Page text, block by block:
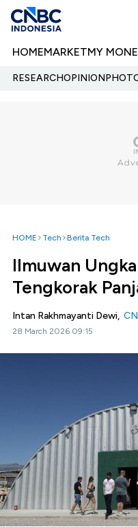
HOMEMARKETMY
RESEARCHOPINION
HOME Tech Berita Tech
Ilmuwan
Tengkorak
Intan Rakhmayanti Dewi,
28 March 2026 09:15